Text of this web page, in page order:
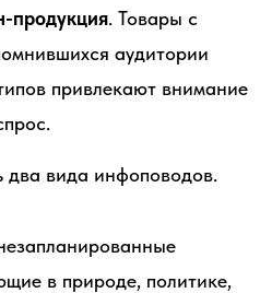
продукция. Товары с
аудитории
привлекают внимание
два вида инфоповодов.
в природе, политике,